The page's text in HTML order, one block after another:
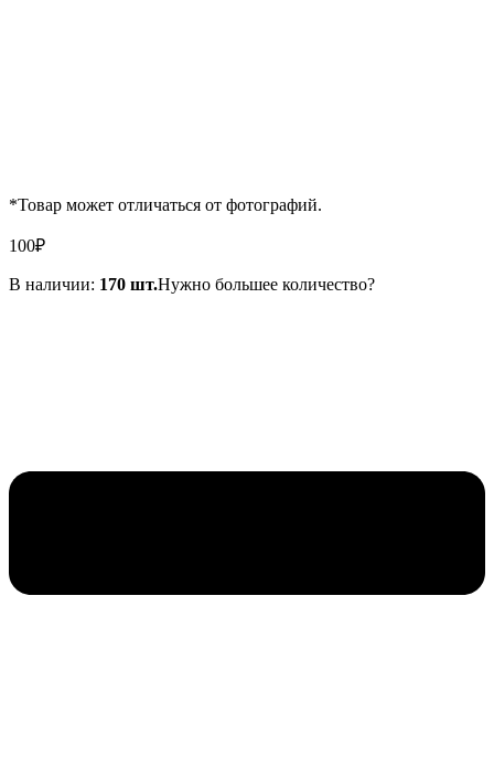
*Товар может отличаться от фотографий.
100₽
В наличии: 170 шт.Нужно большее количество?